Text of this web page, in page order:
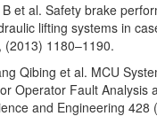
B et al. Safety brake
lifting systems in
(2013) 1180–1190.
Qibing et al. MCU
Operator Fault Analysis
and Engineering 428